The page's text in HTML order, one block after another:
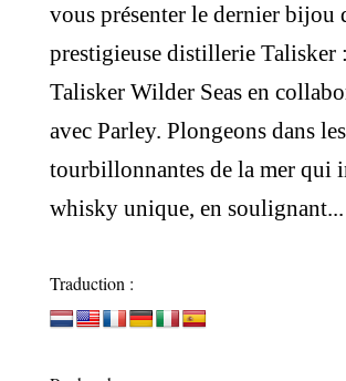
vous présenter le dernier bijou
prestigieuse distillerie Talisker
Talisker Wilder Seas en
avec Parley. Plongeons dans
tourbillonnantes de la mer qui
whisky unique, en soulignant...
Traduction :